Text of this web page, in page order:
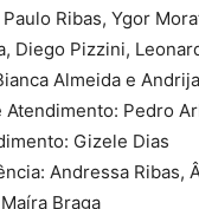
Ribas, Ygor
Diego Pizzini,
Almeida e
Atendimento: Pedro
Gizele Dias
Andressa Ribas,
Braga